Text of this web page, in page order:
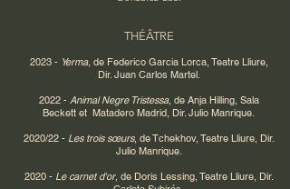
THÉÂTRE
2023 - Yerma, de Federico Garcia Lorca, Teatre Lliure,
Dir. Juan Carlos Martel.
2022 - Animal Negre Tristessa, de Anja Hilling, Sala
Beckett et Matadero Madrid, Dir. Julio Manrique.
2020/22 -Les trois sœurs, de Tchekhov, Teatre Lliure, Dir.
Julio Manrique.
2020 - Le carnet d'or, de Doris Lessing, Teatre Lliure, Dir.